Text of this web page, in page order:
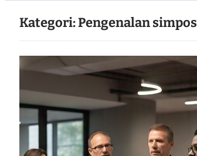
Kategori:Pengenalan